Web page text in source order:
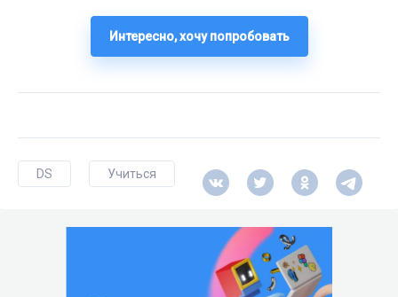
Интересно, хочу попробовать
DS Учиться